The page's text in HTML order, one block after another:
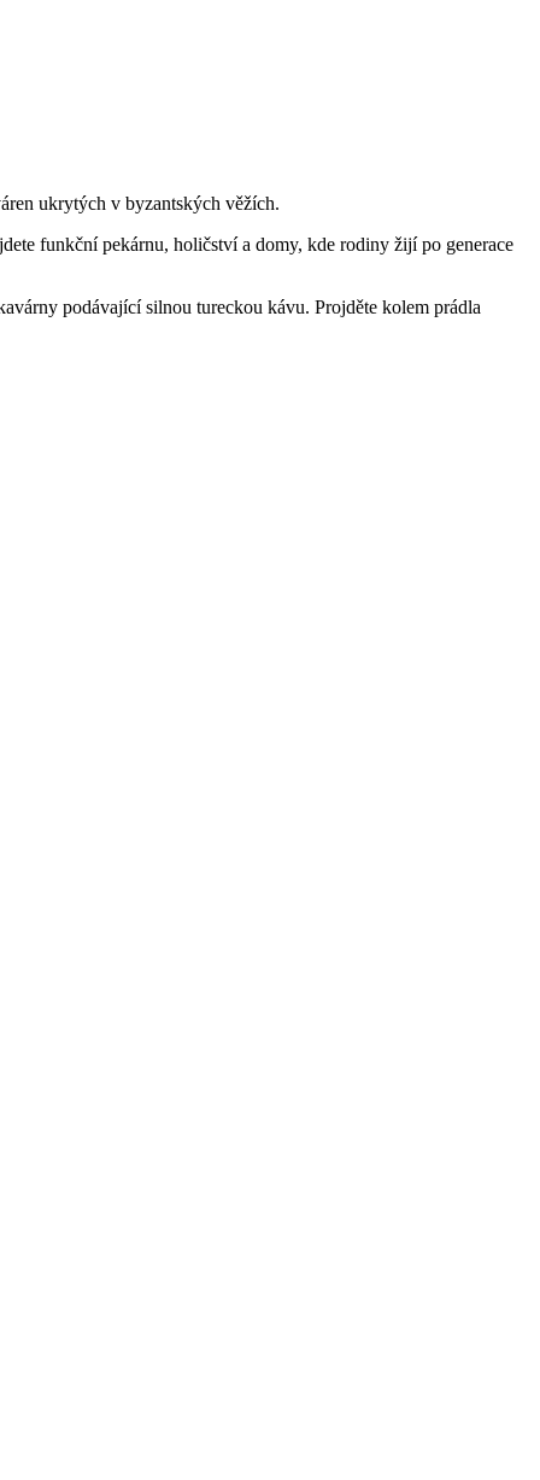
ukrytých v byzantských věžích.
funkční pekárnu, holičství a domy, kde rodiny žijí po generace
podávající silnou tureckou kávu. Projděte kolem prádla